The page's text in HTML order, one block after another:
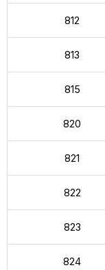
812
813
815
820
821
822
823
824